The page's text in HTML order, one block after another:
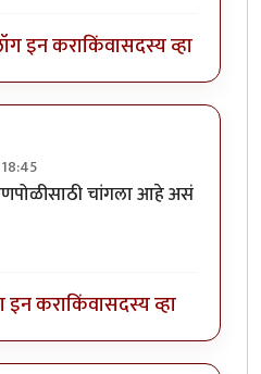
इन कराकिंवासदस्य व्हा
चांगला आहे असं
इन कराकिंवासदस्य व्हा